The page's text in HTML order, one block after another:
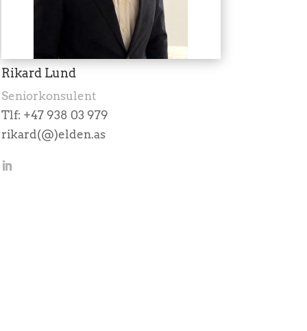
Rikard Lund
Seniorkonsulent
Tlf: +47 938 03 979
rikard(@)elden.as